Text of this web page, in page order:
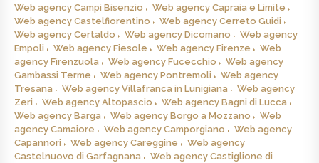
Web agency Campi Bisenzio
Web agency Capraia e Limite
Web agency Castelfiorentino
Web agency Cerreto Guidi
Web agency Certaldo
Web agency Dicomano
Web agency
Empoli
Web agency Fiesole Web agency Firenze
Web
agency Firenzuola
Web agency Fucecchio
Web agency
Gambassi Terme
Web agency Pontremoli
Web agency
Tresana
Web agency Villafranca in Lunigiana
Web agency
Zeri
Web agency Altopascio
Web agency Bagni di Lucca
Web agency Barga
Web agency Borgo a Mozzano
Web
agency Camaiore
Web agency Camporgiano
Web agency
Capannori
Web agency Careggine
Web agency
Castelnuovo di Garfagnana
Web agency Castiglione di